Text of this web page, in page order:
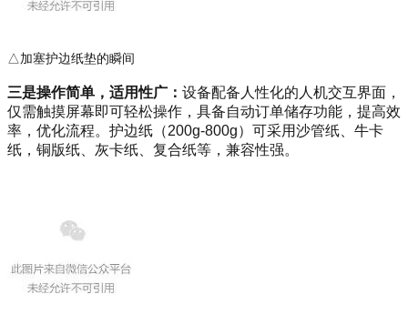
△加塞护边纸垫的瞬间
三是操作简单，适用性广： 设备配备人性化的人机交互界面，
仅需触摸屏幕即可轻松操作，具备自动订单储存功能，提高效
率，优化流程。护边纸（200g-800g）可采用沙管纸、牛卡
纸，铜版纸、灰卡纸、复合纸等，兼容性强。